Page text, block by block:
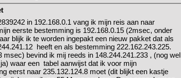
in 192.168.0.1 vang ik mijn reis aan naar
eerste bestemming is 192.168.0.15 (2msec, onder
blijk ik te worden ingepakt een nieuw pakket dat als
heeft en als bestemming 222.162.243.225.
msec) bevind ik mij reeds in 148.244.241.233 , (nog wel
waar een tabel aanwijst dat ik voor mijn
eerst naar 235.132.124.8 moet (dit blijkt een kastje